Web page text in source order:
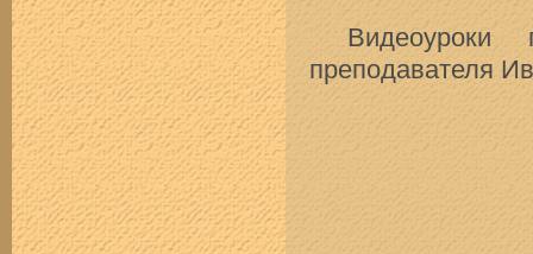
Видеоуроки
преподавателя